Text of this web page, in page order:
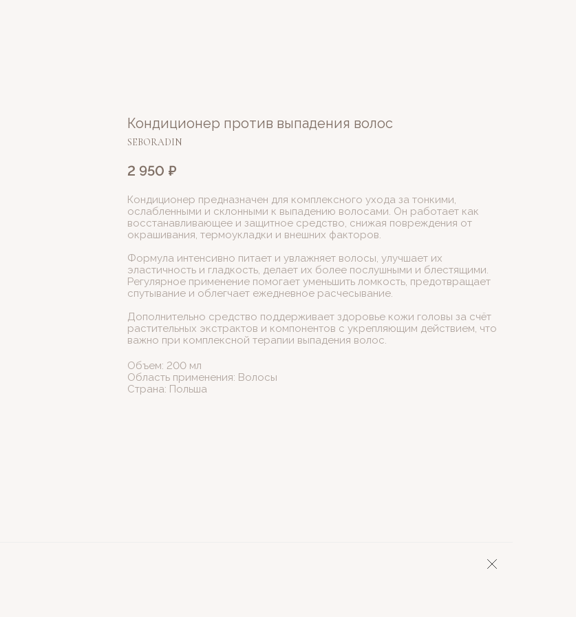
Кондиционер против выпадения волос
SEBORADIN
2 950 ₽
Кондиционер предназначен для комплексного ухода за тонкими,
ослабленными и склонными к выпадению волосами. Он работает как
восстанавливающее и защитное средство, снижая повреждения от
окрашивания, термоукладки и внешних факторов.
Формула интенсивно питает и увлажняет волосы, улучшает их
эластичность и гладкость, делает их более послушными и блестящими.
Регулярное применение помогает уменьшить ломкость, предотвращает
спутывание и облегчает ежедневное расчесывание.
Дополнительно средство поддерживает здоровье кожи головы за счёт
растительных экстрактов и компонентов с укрепляющим действием, что
важно при комплексной терапии выпадения волос.
Объем: 200 мл
Область применения: Волосы
Страна: Польша